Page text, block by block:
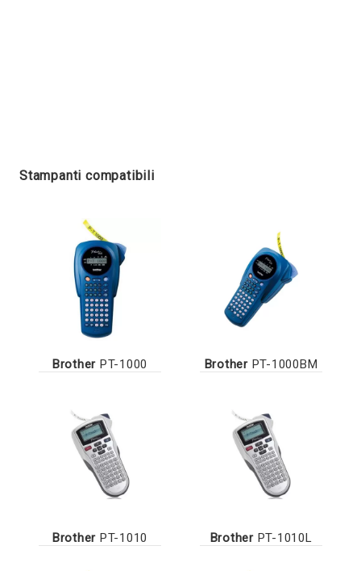
Stampanti compatibili
Brother PT-1000 BrotherPT-1000BM
Brother PT-1010 BrotherPT-1010L